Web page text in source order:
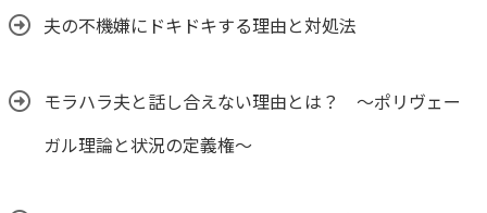
夫の不機嫌にドキドキする理由と対処法
モラハラ夫と話し合えない理由とは？ ～ポリヴェー
ガル理論と状況の定義権～